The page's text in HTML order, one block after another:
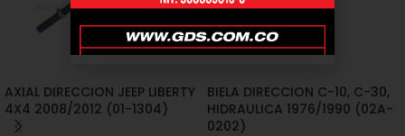
AXIAL DIRECCION JEEP LIBERTY
4X4 2008/2012 (01-1304)
BIELA DIRECCION C-10, C-30,
HIDRAULICA 1976/1990 (02A-
0202)